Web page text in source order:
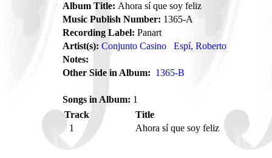
Album Title: Ahora sí que soy feliz
Music Publish Number: 1365-A
Recording Label: Panart
Artist(s): Conjunto Casino
Espí, Roberto
Notes:
Other Side in Album: 1365-B
Songs in Album: 1
Track
Title
1
Ahora sí que soy feliz